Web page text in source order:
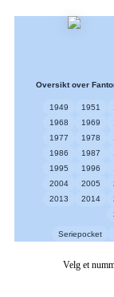
Oversikt over
1949
1951
1968
1969
1977
1978
1986
1987
1995
1996
2004
2005
2013
2014
Seriepocket
Velg et